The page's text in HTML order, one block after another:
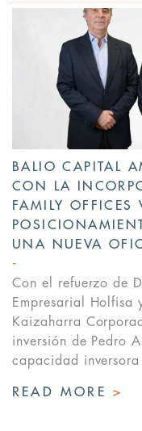
BALIO CAPITAL
CON LA
FAMILY OFFICES
UNA NUEVA
Con el refuerzo de
Empresarial Holfisa
Kaizaharra
inversión de Pedro
capacidad
READ MORE >